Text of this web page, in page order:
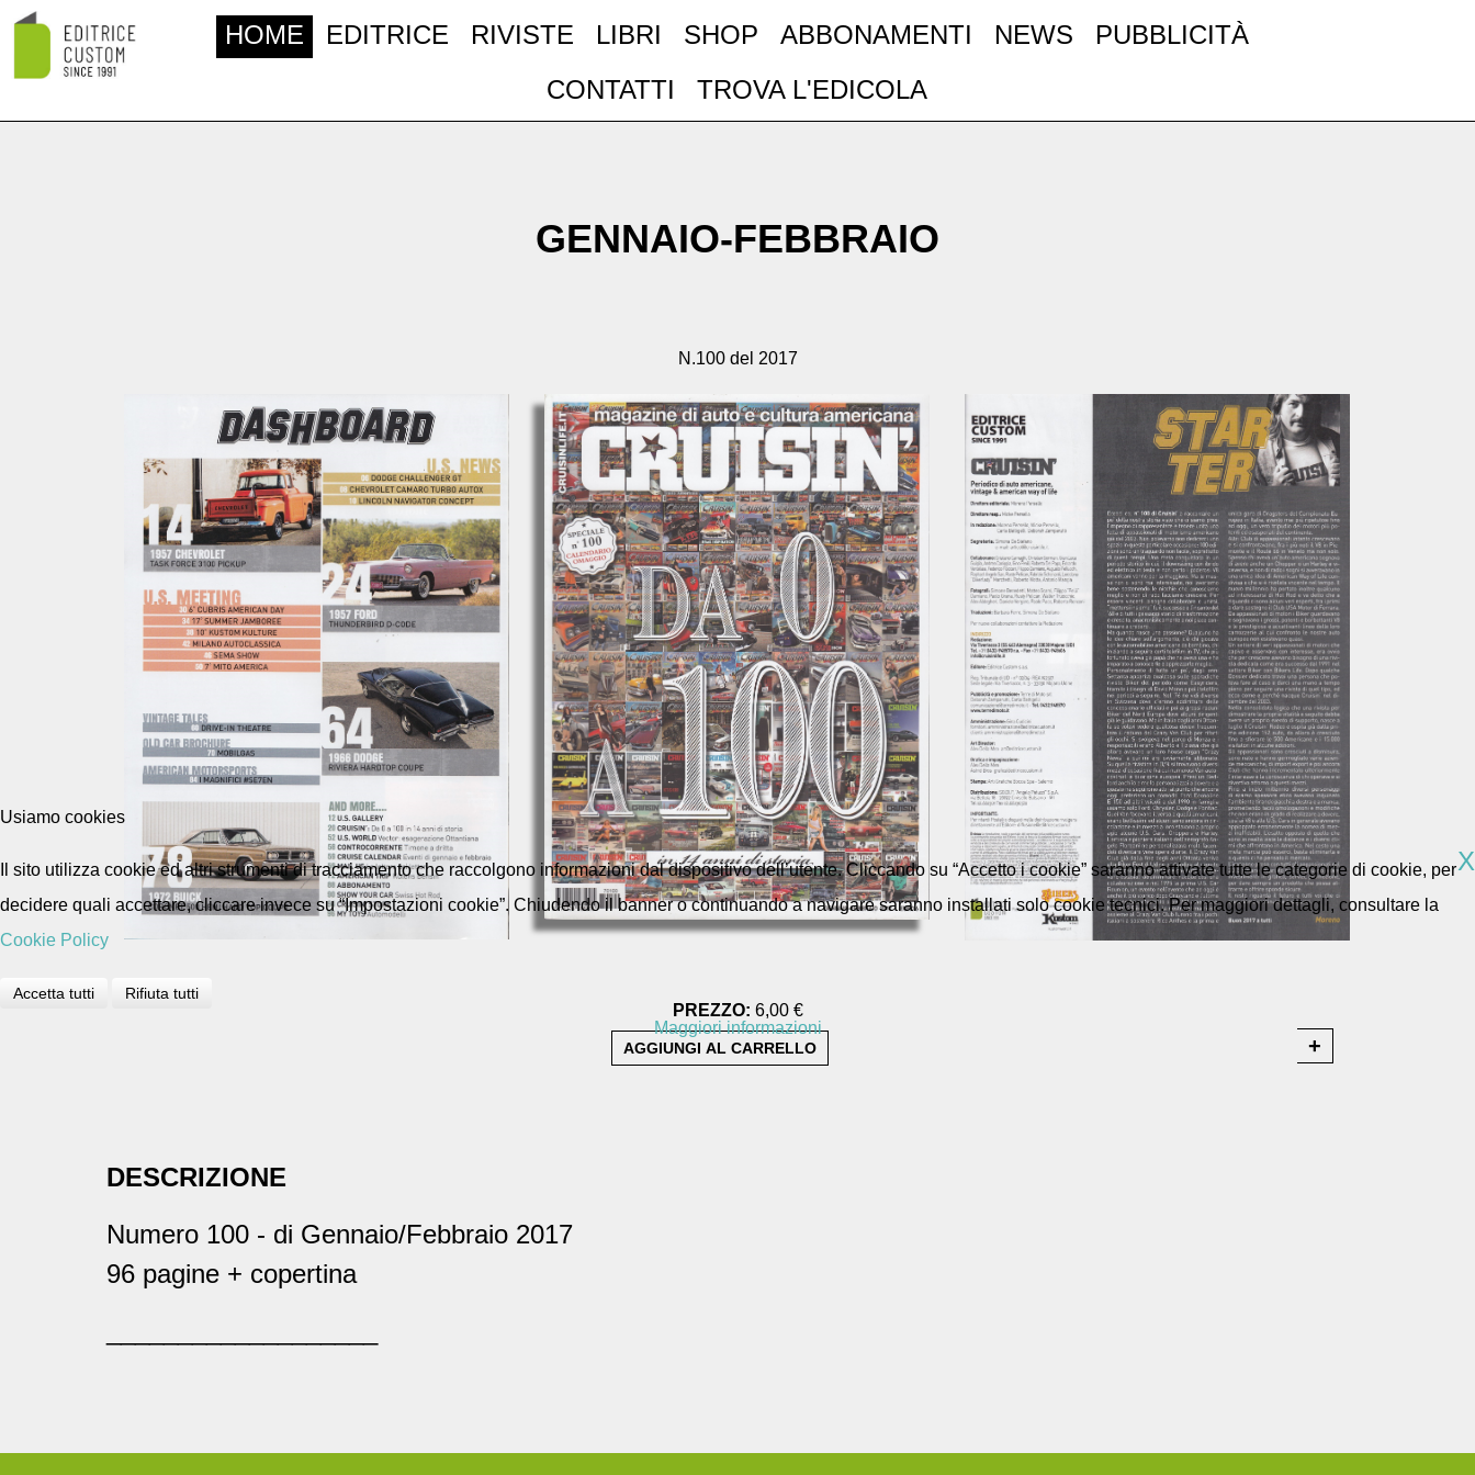
HOME EDITRICE RIVISTE LIBRI SHOP ABBONAMENTI NEWS
PUBBLICITÀ
CONTATTI
TROVA L'EDICOLA
GENNAIO-FEBBRAIO
N.100 del 2017
PREZZO: 6,00 €
DESCRIZIONE
Numero 100 - di Gennaio/Febbraio 2017
96 pagine + copertina
Usiamo cookies
X
Il sito utilizza cookie ed altri strumenti di tracciamento che raccolgono informazioni dal dispositivo dell’utente. Cliccando su “Accetto i cookie” saranno attivate tutte le categorie di cookie, per
decidere quali accettare, cliccare invece su “Impostazioni cookie”. Chiudendo il banner o continuando a navigare saranno installati solo cookie tecnici. Per maggiori dettagli, consultare la
Cookie Policy
Accetta tutti Rifiuta tutti
Maggiori informazioni